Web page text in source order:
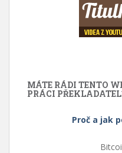
MÁTE RÁDI TENTO
PRÁCI
Proč a jak